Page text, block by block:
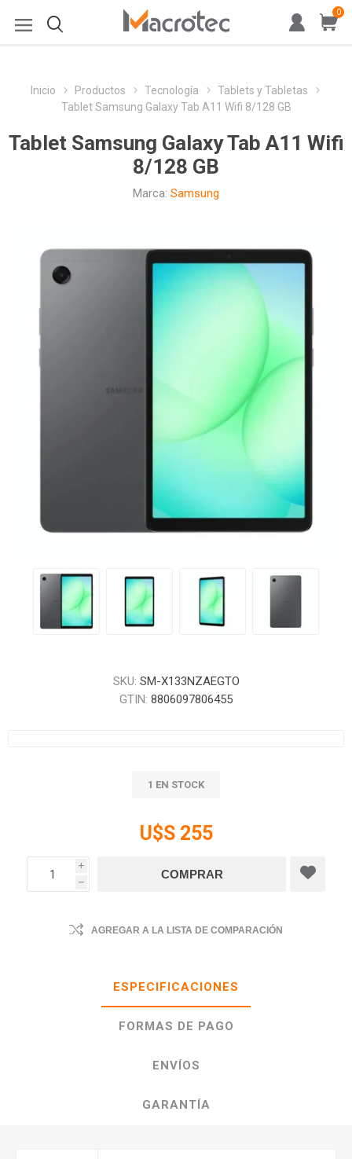
0
Inicio Productos Tecnología
Tablets y Tabletas
Tablet Samsung Galaxy Tab A11 Wifi 8/128 GB
Tablet Samsung Galaxy Tab A11 Wifi
8/128 GB
Marca: Samsung
SKU: SM-X133NZAEGTO
GTIN: 8806097806455
1 EN STOCK
U$S 255
i
h
AGREGAR A LA LISTA DE COMPARACIÓN
ESPECIFICACIONES
FORMAS DE PAGO
ENVÍOS
GARANTÍA